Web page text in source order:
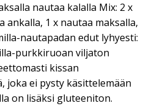
nautaa kalalla Mix: 2 x
ankalla, 1 x nautaa maksalla,
nautapadan edut lyhyesti:
purkkiruoan viljaton
kissan
joka ei pysty käsittelemään
on lisäksi gluteeniton.